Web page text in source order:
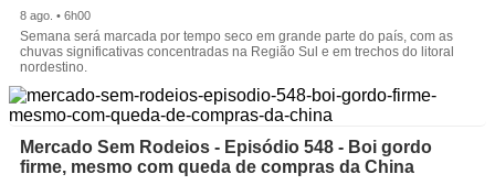
8 ago. • 6h00
Semana será marcada por tempo seco em grande parte do país, com as
chuvas significativas concentradas na Região Sul e em trechos do litoral
nordestino.
Mercado Sem Rodeios - Episódio 548 - Boi gordo
firme, mesmo com queda de compras da China